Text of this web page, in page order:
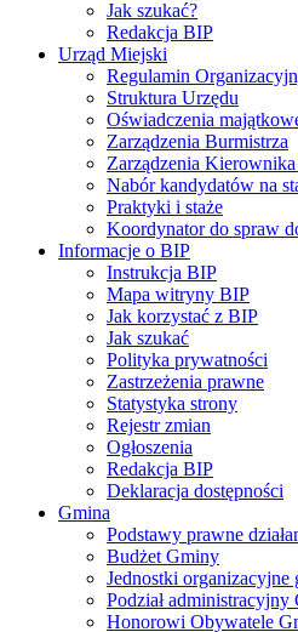
Jak szukać?
Redakcja BIP
Urząd Miejski
Regulamin
Struktura Urzędu
Oświadczenia
Zarządzenia Burmistrza
Zarządzenia
Nabór kandydatów na
Praktyki i staże
Koordynator do spraw
Informacje o BIP
Instrukcja BIP
Mapa witryny BIP
Jak korzystać z BIP
Jak szukać
Polityka prywatności
Zastrzeżenia prawne
Statystyka strony
Rejestr zmian
Ogłoszenia
Redakcja BIP
Deklaracja dostępności
Gmina
Podstawy prawne
Budżet Gminy
Jednostki organizacyjne
Podział administracyjny
Honorowi Obywatele